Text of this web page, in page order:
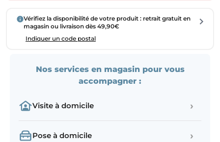
Vérifiez la disponibilité de votre produit : retrait gratuit en
magasin ou livraison dès 49,90€
Indiquer un code postal
Nos services en magasin pour vous
accompagner :
Visite à domicile ›
Pose à domicile ›